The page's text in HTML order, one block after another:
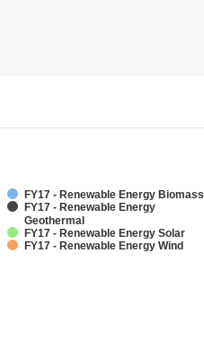
FY17 - Renewable Energy Biomass
FY17 - Renewable Energy
Geothermal
FY17 - Renewable Energy Solar
FY17 - Renewable Energy Wind